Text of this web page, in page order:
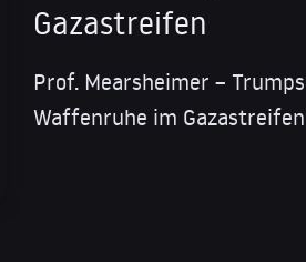
Gazastreifen
Prof. Mearsheimer –
Waffenruhe im Gazastreifen